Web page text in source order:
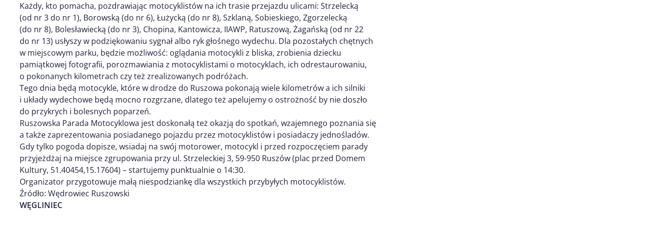
Każdy, kto pomacha, pozdrawiając motocyklistów na ich trasie przejazdu ulicami: Strzelecką
(od nr 3 do nr 1), Borowską (do nr 6), Łużycką (do nr 8), Szklaną, Sobieskiego, Zgorzelecką
(do nr 8), Bolesławiecką (do nr 3), Chopina, Kantowicza, IIAWP, Ratuszową, Żagańską (od nr 22
do nr 13) usłyszy w podziękowaniu sygnał albo ryk głośnego wydechu. Dla pozostałych chętnych
w miejscowym parku, będzie możliwość: oglądania motocykli z bliska, zrobienia dziecku
pamiątkowej fotografii, porozmawiania z motocyklistami o motocyklach, ich odrestaurowaniu,
o pokonanych kilometrach czy też zrealizowanych podróżach.
Tego dnia będą motocykle, które w drodze do Ruszowa pokonają wiele kilometrów a ich silniki
i układy wydechowe będą mocno rozgrzane, dlatego też apelujemy o ostrożność by nie doszło
do przykrych i bolesnych poparzeń.
Ruszowska Parada Motocyklowa jest doskonałą też okazją do spotkań, wzajemnego poznania się
a także zaprezentowania posiadanego pojazdu przez motocyklistów i posiadaczy jednośladów.
Gdy tylko pogoda dopisze, wsiadaj na swój motorower, motocykl i przed rozpoczęciem parady
przyjeżdżaj na miejsce zgrupowania przy ul. Strzeleckiej 3, 59-950 Ruszów (plac przed Domem
Kultury, 51.40454,15.17604) – startujemy punktualnie o 14:30.
Organizator przygotowuje małą niespodziankę dla wszystkich przybyłych motocyklistów.
Źródło: Wędrowiec Ruszowski
WĘGLINIEC